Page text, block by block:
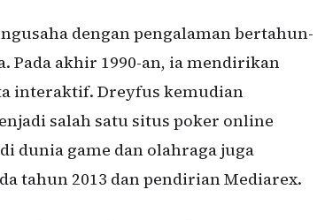
dengan pengalaman bertahun-
Pada akhir 1990-an, ia mendirikan
interaktif. Dreyfus kemudian
salah satu situs poker online
dunia game dan olahraga juga
tahun 2013 dan pendirian Mediarex.